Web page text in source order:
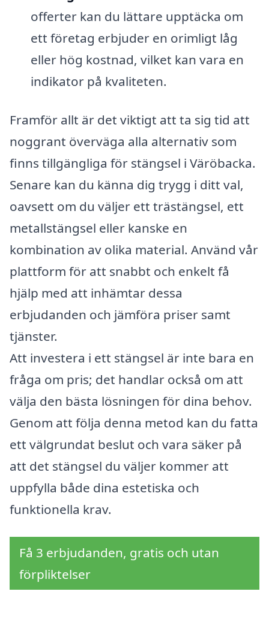
offerter kan du lättare upptäcka om
ett företag erbjuder en orimligt låg
eller hög kostnad, vilket kan vara en
indikator på kvaliteten.
Framför allt är det viktigt att ta sig tid att
noggrant överväga alla alternativ som
finns tillgängliga för stängsel i Väröbacka.
Senare kan du känna dig trygg i ditt val,
oavsett om du väljer ett trästängsel, ett
metallstängsel eller kanske en
kombination av olika material. Använd vår
plattform för att snabbt och enkelt få
hjälp med att inhämtar dessa
erbjudanden och jämföra priser samt
tjänster.
Att investera i ett stängsel är inte bara en
fråga om pris; det handlar också om att
välja den bästa lösningen för dina behov.
Genom att följa denna metod kan du fatta
ett välgrundat beslut och vara säker på
att det stängsel du väljer kommer att
uppfylla både dina estetiska och
funktionella krav.
Få 3 erbjudanden, gratis och utan
förpliktelser